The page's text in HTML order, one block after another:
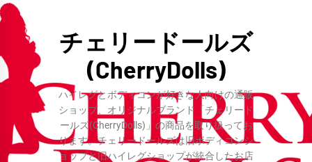
コ
ン
キ
チェリードールズ
(CherryDolls)
ハイレグとボディコンが好きな人向けの通販
ショップ、オリジナルブランド「チェリード
ールズ(CherryDolls)」の商品を取り扱ってお
ります。チェリードールズは旧ボディコンシ
ョップと旧ハイレグショップが統合したお店